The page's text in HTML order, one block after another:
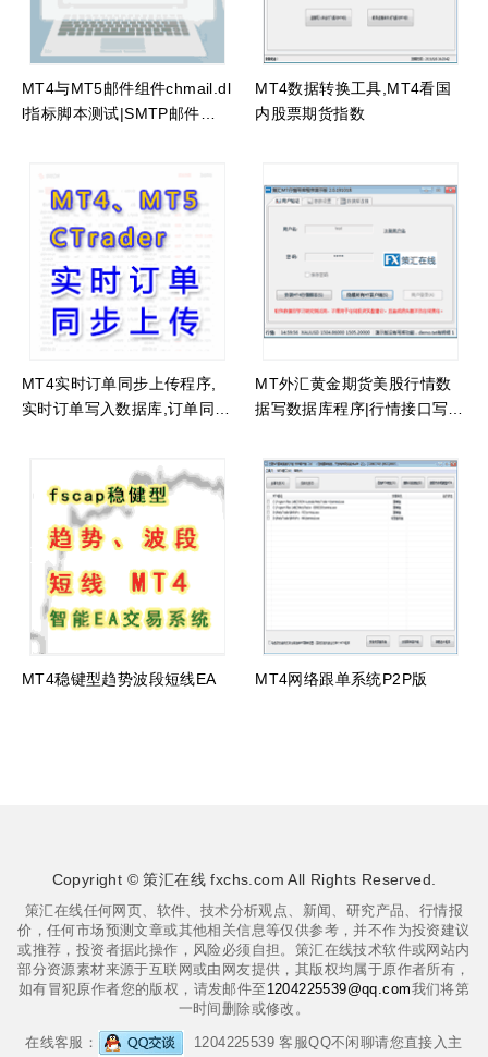
MT4与MT5邮件组件chmail.dl
l指标脚本测试|SMTP邮件发
MT4数据转换工具,MT4看国
内股票期货指数
MT4实时订单同步上传程序,
实时订单写入数据库,订单同步
MT外汇黄金期货美股行情数
据写数据库程序|行情接口写库
MT4稳键型趋势波段短线EA MT4网络跟单系统P2P版
Copyright © 策汇在线 fxchs.com All Rights Reserved.
策汇在线任何网页、软件、技术分析观点、新闻、研究产品、行情报
价，任何市场预测文章或其他相关信息等仅供参考，并不作为投资建议
或推荐，投资者据此操作，风险必须自担。策汇在线技术软件或网站内
部分资源素材来源于互联网或由网友提供，其版权均属于原作者所有，
如有冒犯原作者您的版权，请发邮件至 1204225539@qq.com我们将第
一时间删除或修改。
在线客服： 1204225539 客服QQ不闲聊请您直接入主